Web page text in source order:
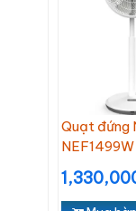
Quạt đứng
NEF1499W